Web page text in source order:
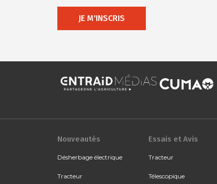
JE M'INSCRIS
Nouveautés
Désherbage électrique
Tracteur
Essais et Avis
Tracteur
Télescopique